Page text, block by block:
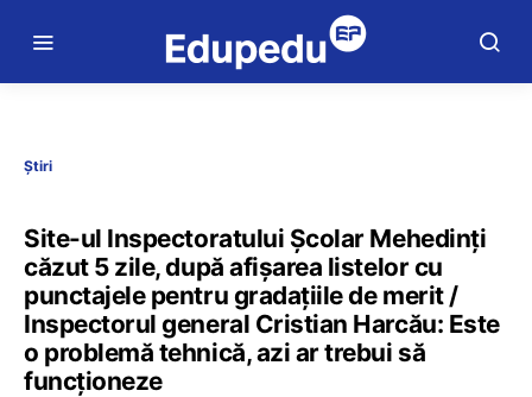
Știri
Site-ul Inspectoratului Școlar Mehedinți
căzut 5 zile, după afișarea listelor cu
punctajele pentru gradațiile de merit /
Inspectorul general Cristian Harcău: Este
o problemă tehnică, azi ar trebui să
funcționeze